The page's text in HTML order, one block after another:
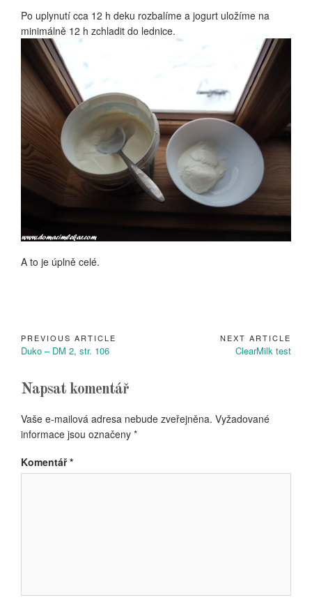
Po uplynutí cca 12 h deku rozbalíme a jogurt uložíme na
minimálně 12 h zchladit do lednice.
A to je úplně celé.
Navigace
příspěvek
PREVIOUS ARTICLE
Previous
Duko – DM 2, str. 106
NEXT ARTICLE
Next
ClearMilk test
Napsat komentář
Vaše e-mailová adresa nebude zveřejněna. Vyžadované
informace jsou označeny *
Komentář*